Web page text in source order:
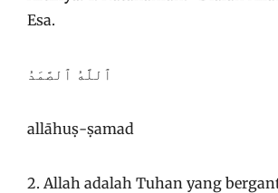
Esa.
ٱللَّهُ ٱلصَّمَدُ
allāhuṣ-ṣamad
2. Allah adalah Tuhan yang